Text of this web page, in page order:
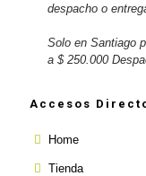
despacho o
Solo en Santiago
a $ 250.000
Accesos
Home
Tienda